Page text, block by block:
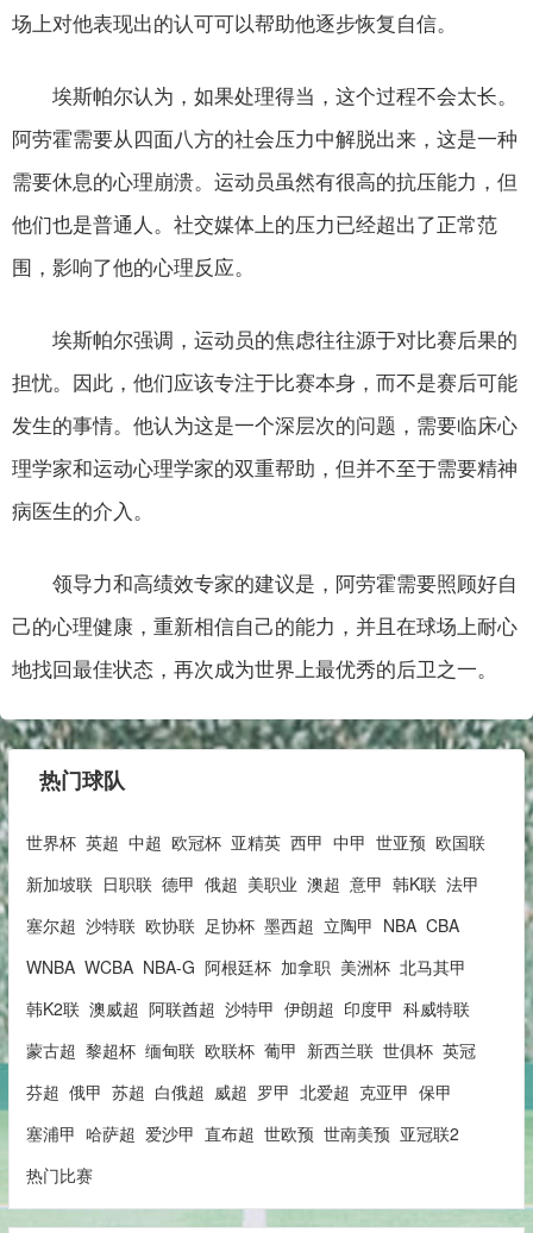
场上对他表现出的认可可以帮助他逐步恢复自信。
埃斯帕尔认为，如果处理得当，这个过程不会太长。
阿劳霍需要从四面八方的社会压力中解脱出来，这是一种
需要休息的心理崩溃。运动员虽然有很高的抗压能力，但
他们也是普通人。社交媒体上的压力已经超出了正常范
围，影响了他的心理反应。
埃斯帕尔强调，运动员的焦虑往往源于对比赛后果的
担忧。因此，他们应该专注于比赛本身，而不是赛后可能
发生的事情。他认为这是一个深层次的问题，需要临床心
理学家和运动心理学家的双重帮助，但并不至于需要精神
病医生的介入。
领导力和高绩效专家的建议是，阿劳霍需要照顾好自
己的心理健康，重新相信自己的能力，并且在球场上耐心
地找回最佳状态，再次成为世界上最优秀的后卫之一。
热门球队
世界杯 英超 中超 欧冠杯 亚精英 西甲 中甲 世亚预 欧国联
新加坡联 日职联 德甲 俄超 美职业 澳超 意甲 韩K联 法甲
塞尔超 沙特联 欧协联 足协杯 墨西超 立陶甲 NBA CBA
WNBA WCBA NBA-G 阿根廷杯 加拿职 美洲杯 北马其甲
韩K2联 澳威超 阿联酋超 沙特甲 伊朗超 印度甲 科威特联
蒙古超 黎超杯 缅甸联 欧联杯 葡甲 新西兰联 世俱杯 英冠
芬超 俄甲 苏超 白俄超 威超 罗甲 北爱超 克亚甲 保甲
塞浦甲 哈萨超 爱沙甲 直布超 世欧预 世南美预 亚冠联2
热门比赛